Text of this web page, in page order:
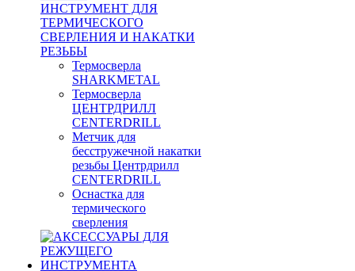
ИНСТРУМЕНТ ДЛЯ
ТЕРМИЧЕСКОГО
СВЕРЛЕНИЯ И НАКАТКИ
РЕЗЬБЫ
Термосверла
SHARKMETAL
Термосверла
ЦЕНТРДРИЛЛ
CENTERDRILL
Метчик для
бесстружечной накатки
резьбы Центрдрилл
CENTERDRILL
Оснастка для
термического
сверления